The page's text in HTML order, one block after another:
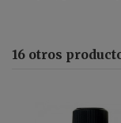
16 otros